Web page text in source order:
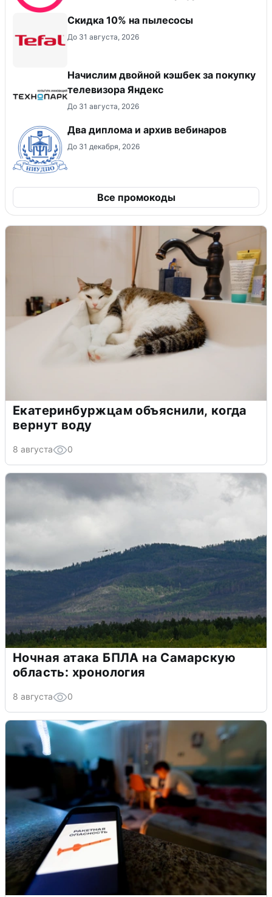
Скидка 10% на пылесосы
До 31 августа, 2026
Начислим двойной кэшбек за покупку
телевизора Яндекс
До 31 августа, 2026
Два диплома и архив вебинаров
До 31 декабря, 2026
Все промокоды
Екатеринбуржцам объяснили, когда
вернут воду
8 августа 0
Ночная атака БПЛА на Самарскую
область: хронология
8 августа 0